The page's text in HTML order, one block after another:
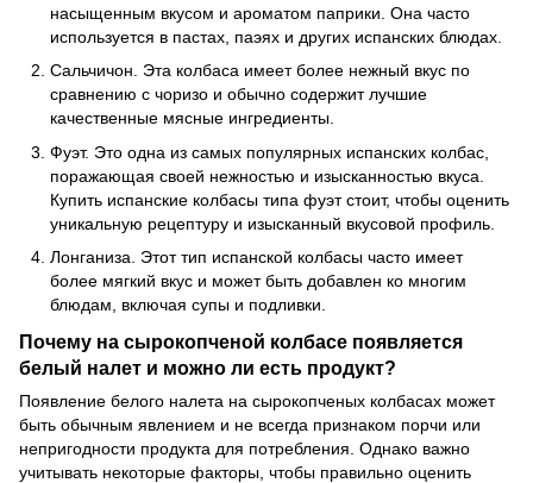
насыщенным вкусом и ароматом паприки. Она часто
используется в пастах, паэях и других испанских блюдах.
Сальчичон. Эта колбаса имеет более нежный вкус по
сравнению с чоризо и обычно содержит лучшие
качественные мясные ингредиенты.
Фуэт. Это одна из самых популярных испанских колбас,
поражающая своей нежностью и изысканностью вкуса.
Купить испанские колбасы типа фуэт стоит, чтобы оценить
уникальную рецептуру и изысканный вкусовой профиль.
Лонганиза. Этот тип испанской колбасы часто имеет
более мягкий вкус и может быть добавлен ко многим
блюдам, включая супы и подливки.
Почему на сырокопченой колбасе появляется
белый налет и можно ли есть продукт?
Появление белого налета на сырокопченых колбасах может
быть обычным явлением и не всегда признаком порчи или
непригодности продукта для потребления. Однако важно
учитывать некоторые факторы, чтобы правильно оценить